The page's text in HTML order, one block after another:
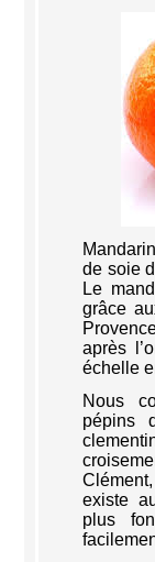
de soie
Le
grâce
après
échelle
Nous
pépins
existe
plus